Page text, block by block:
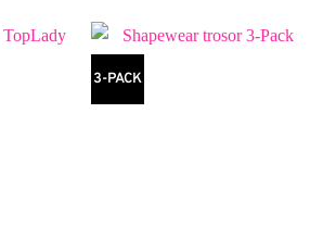
3-PACK